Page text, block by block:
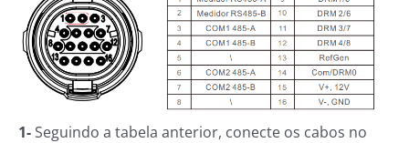
1-Seguindo a tabela anterior, conecte os cabos no